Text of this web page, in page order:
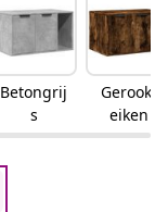
Betongrij
s
Gerookt
eiken